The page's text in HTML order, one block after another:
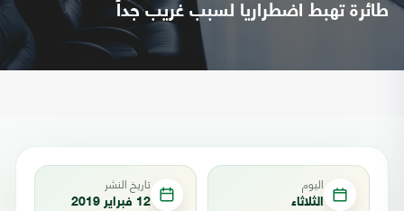
طائرة تهبط اضطراريا لسبب غريب جداً
اليوم
الثلاثاء
تاريخ النشر
12 فبراير 2019